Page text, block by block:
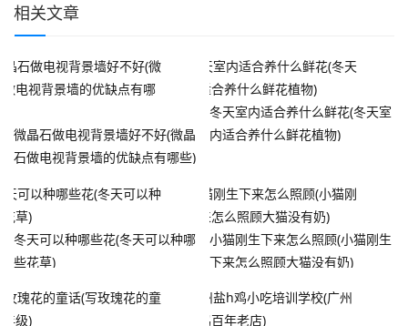
相关文章
微晶石做电视背景墙好不好(微晶
石做电视背景墙的优缺点有哪些)
冬天室内适合养什么鲜花(冬天室
内适合养什么鲜花植物)
冬天可以种哪些花(冬天可以种哪
些花草)
小猫刚生下来怎么照顾(小猫刚生
下来怎么照顾大猫没有奶)